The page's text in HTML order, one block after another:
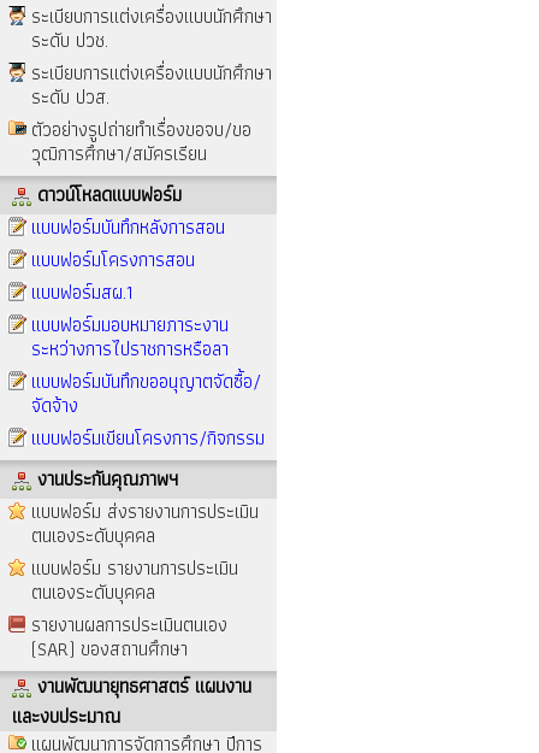
ระเบียบการแต่งเครื่องแบบนักศึกษา
ระดับ ปวช.
ระเบียบการแต่งเครื่องแบบนักศึกษา
ระดับ ปวส.
ตัวอย่างรูปถ่ายทำเรื่องขอจบ/ขอ
วุฒิการศึกษา/สมัครเรียน
ดาวน์โหลดแบบฟอร์ม
แบบฟอร์มบันทึกหลังการสอน
แบบฟอร์มโครงการสอน
แบบฟอร์มสผ.1
แบบฟอร์มมอบหมายภาระงาน
ระหว่างการไปราชการหรือลา
แบบฟอร์มบันทึกขออนุญาตจัดซื้อ/
จัดจ้าง
แบบฟอร์มเขียนโครงการ/กิจกรรม
งานประกันคุณภาพฯ
แบบฟอร์ม ส่งรายงานการประเมิน
ตนเองระดับบุคคล
แบบฟอร์ม รายงานการประเมิน
ตนเองระดับบุคคล
รายงานผลการประเมินตนเอง
(SAR) ของสถานศึกษา
งานพัฒนายุทธศาสตร์ แผนงาน
และงบประมาณ
แผนพัฒนาการจัดการศึกษา ปีการ